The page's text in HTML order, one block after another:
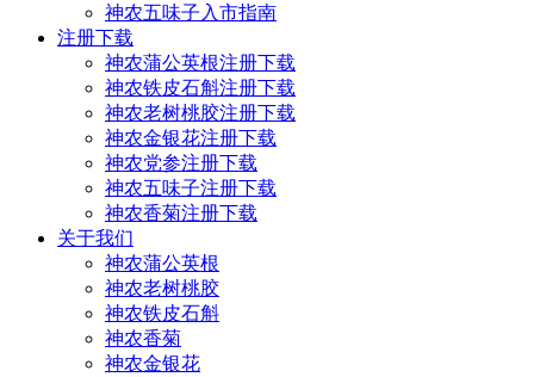
神农五味子入市指南
注册下载
神农蒲公英根注册下载
神农铁皮石斛注册下载
神农老树桃胶注册下载
神农金银花注册下载
神农党参注册下载
神农五味子注册下载
神农香菊注册下载
关于我们
神农蒲公英根
神农老树桃胶
神农铁皮石斛
神农香菊
神农金银花